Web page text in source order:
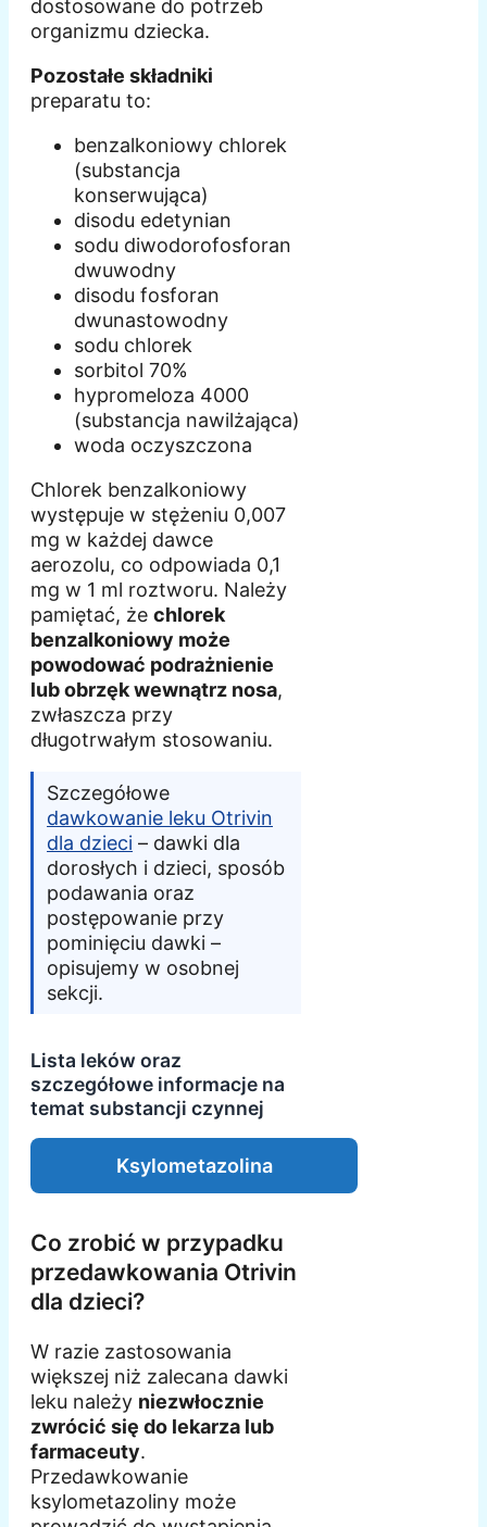
dostosowane do potrzeb
organizmu dziecka.
Pozostałe składniki
preparatu to:
benzalkoniowy chlorek
(substancja
konserwująca)
disodu edetynian
sodu diwodorofosforan
dwuwodny
disodu fosforan
dwunastowodny
sodu chlorek
sorbitol 70%
hypromeloza 4000
(substancja nawilżająca)
woda oczyszczona
Chlorek benzalkoniowy
występuje w stężeniu 0,007
mg w każdej dawce
aerozolu, co odpowiada 0,1
mg w 1 ml roztworu. Należy
pamiętać, że chlorek
benzalkoniowy może
powodować podrażnienie
lub obrzęk wewnątrz nosa,
zwłaszcza przy
długotrwałym stosowaniu.
Szczegółowe
dawkowanie leku Otrivin
dla dzieci – dawki dla
dorosłych i dzieci, sposób
podawania oraz
postępowanie przy
pominięciu dawki –
opisujemy w osobnej
sekcji.
Lista leków oraz
szczegółowe informacje na
temat substancji czynnej
Ksylometazolina
Co zrobić w przypadku
przedawkowania Otrivin
dla dzieci?
W razie zastosowania
większej niż zalecana dawki
leku należy niezwłocznie
zwrócić się do lekarza lub
farmaceuty.
Przedawkowanie
ksylometazoliny może